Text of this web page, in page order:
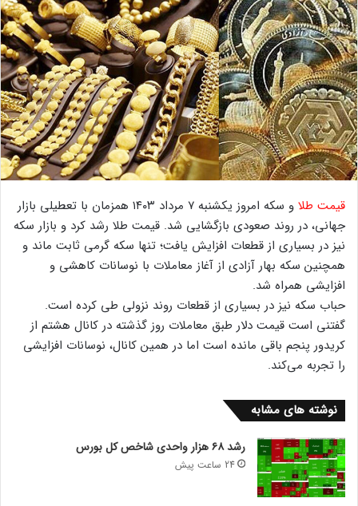
قیمت طلا
و سکه امروز یکشنبه ۷ مرداد ۱۴۰۳ همزمان با تعطیلی بازار
جهانی، در روند صعودی بازگشایی شد. قیمت طلا رشد کرد و بازار سکه
نیز در بسیاری از قطعات افزایش یافت؛ تنها سکه گرمی ثابت ماند و
همچنین سکه بهار آزادی از آغاز معاملات با نوسانات کاهشی و
افزایشی همراه شد.
حباب سکه نیز در بسیاری از قطعات روند نزولی طی کرده است.
گفتنی است قیمت دلار طبق معاملات روز گذشته در کانال هشتم از
کریدور پنجم باقی مانده است اما در همین کانال، نوسانات افزایشی
را تجربه می‌کند.
نوشته های مشابه
رشد ۶۸ هزار واحدی شاخص کل بورس
24 ساعت پیش